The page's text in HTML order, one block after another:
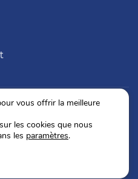
légales
droits réservés.
vous offrir la meilleure
les cookies que nous
les paramètres.